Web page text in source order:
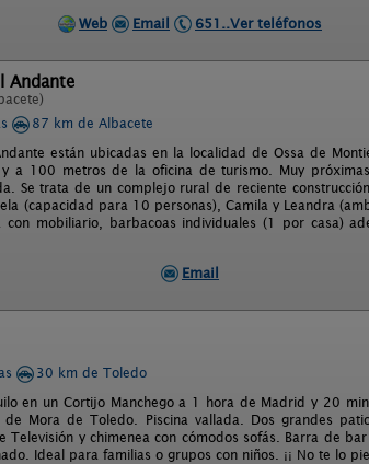
Web
Email 651..Ver teléfonos
Andante
87 km de Albacete
están ubicadas en la localidad de Ossa de
a 100 metros de la oficina de turismo. Muy
Se trata de un complejo rural de reciente
(capacidad para 10 personas), Camila y Leandra
mobiliario, barbacoas individuales (1 por casa)
Email
30 km de Toledo
en un Cortijo Manchego a 1 hora de Madrid y 20
Mora de Toledo. Piscina vallada. Dos grandes
y chimenea con cómodos sofás. Barra de
Ideal para familias o grupos con niños. ¡¡ No te lo